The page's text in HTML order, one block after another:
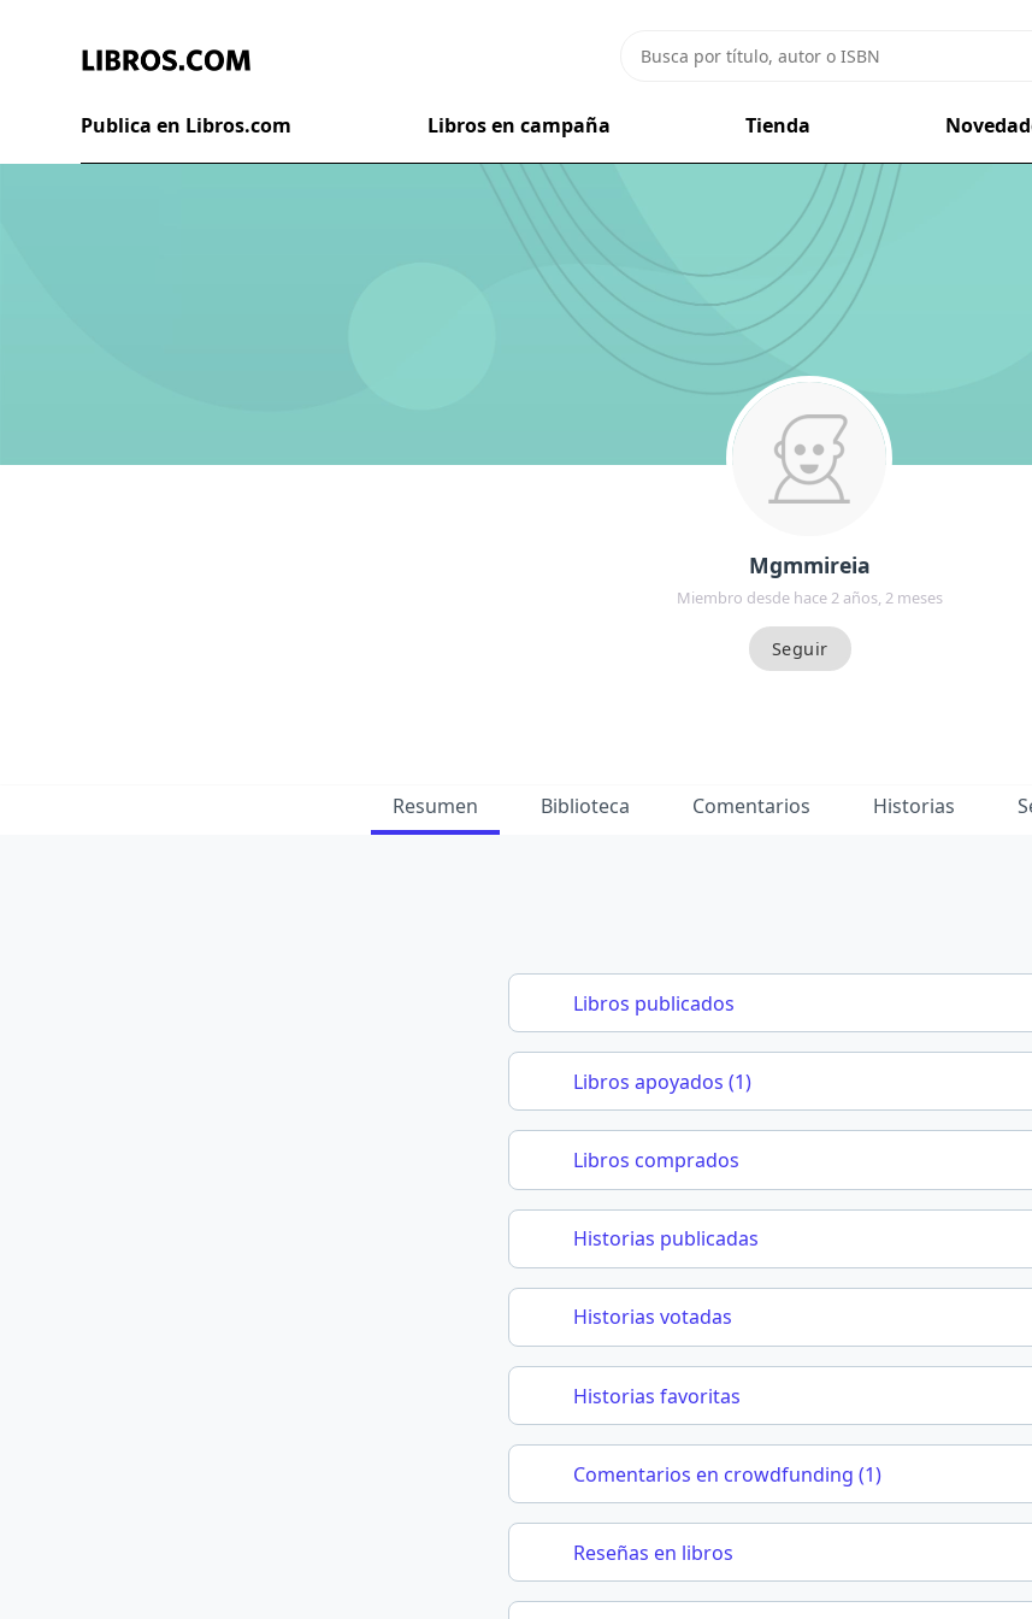
Publica en Libros.com Libros en campaña Tienda
Mgmmireia
Miembro desde hace 2 años, 2 meses
Resumen Biblioteca Comentarios Historias
Libros publicados
Libros apoyados (1)
Libros comprados
Historias publicadas
Historias votadas
Historias favoritas
Comentarios en crowdfunding (1)
Reseñas en libros